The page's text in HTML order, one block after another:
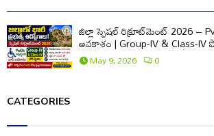
జిల్లా స్పెషల్ రిక్రూట్‌మెంట్ 2026 –
అవకాశం | Group-IV & Class-IV
May 9, 2026 0
CATEGORIES